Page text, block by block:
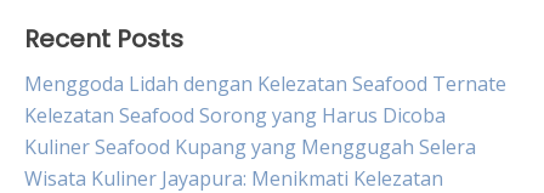
Recent Posts
Menggoda Lidah dengan Kelezatan Seafood Ternate
Kelezatan Seafood Sorong yang Harus Dicoba
Kuliner Seafood Kupang yang Menggugah Selera
Wisata Kuliner Jayapura: Menikmati Kelezatan